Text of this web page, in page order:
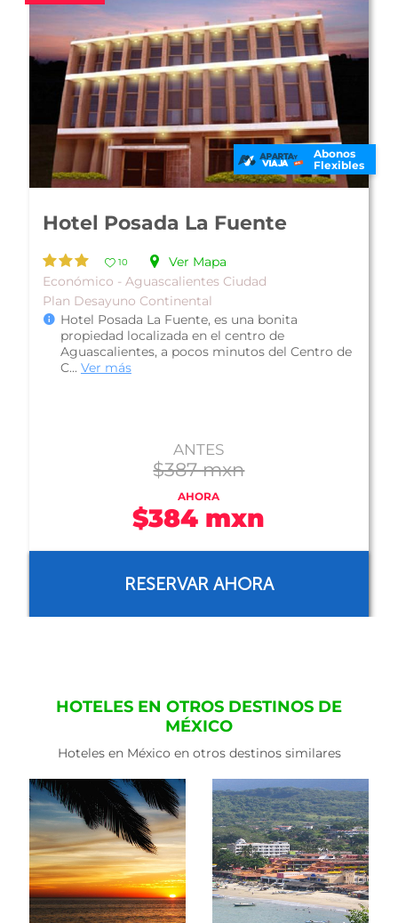
Abonos
Flexibles
Hotel Posada La Fuente
10
Ver Mapa
Económico - Aguascalientes Ciudad
Plan Desayuno Continental
Hotel Posada La Fuente, es una bonita
propiedad localizada en el centro de
Aguascalientes, a pocos minutos del Centro de
C... Ver más
ANTES
$387 mxn
AHORA
$384 mxn
RESERVAR AHORA
HOTELES EN OTROS DESTINOS DE
MÉXICO
Hoteles en México en otros destinos similares